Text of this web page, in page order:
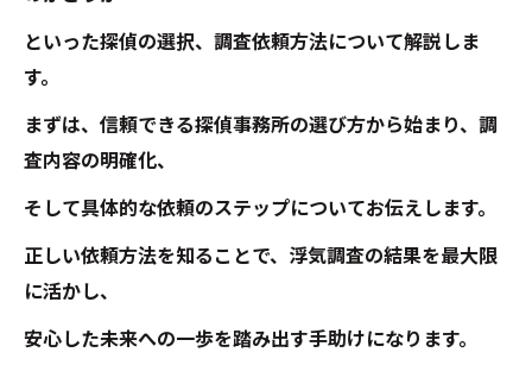
といった探偵の選択、調査依頼方法について解説しま
す。
まずは、信頼できる探偵事務所の選び方から始まり、調
査内容の明確化、
そして具体的な依頼のステップについてお伝えします。
正しい依頼方法を知ることで、浮気調査の結果を最大限
に活かし、
安心した未来への一歩を踏み出す手助けになります。